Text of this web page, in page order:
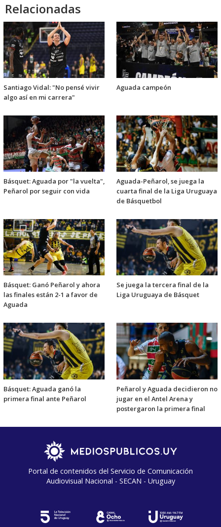
Relacionadas
Santiago Vidal: "No pensé vivir
algo así en mi carrera"
Aguada campeón
Básquet: Aguada por "la vuelta",
Peñarol por seguir con vida
Aguada-Peñarol, se juega la
cuarta final de la Liga Uruguaya
de Básquetbol
Básquet: Ganó Peñarol y ahora
las finales están 2-1 a favor de
Aguada
Se juega la tercera final de la
Liga Uruguaya de Básquet
Básquet: Aguada ganó la
primera final ante Peñarol
Peñarol y Aguada decidieron no
jugar en el Antel Arena y
postergaron la primera final
Portal de contenidos del Servicio de Comunicación
Audiovisual Nacional - SECAN - Uruguay